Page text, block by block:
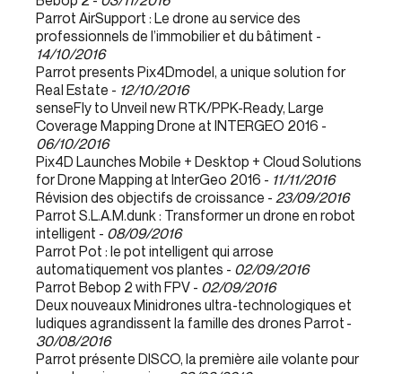
Parrot AirSupport : Le drone au service des
professionnels de l’immobilier et du bâtiment -
14/10/2016
Parrot presents Pix4Dmodel, a unique solution for
Real Estate - 12/10/2016
senseFly to Unveil new RTK/PPK-Ready, Large
Coverage Mapping Drone at INTERGEO 2016 -
06/10/2016
Pix4D Launches Mobile + Desktop + Cloud Solutions
for Drone Mapping at InterGeo 2016 - 11/11/2016
Révision des objectifs de croissance - 23/09/2016
Parrot S.L.A.M.dunk : Transformer un drone en robot
intelligent - 08/09/2016
Parrot Pot : le pot intelligent qui arrose
automatiquement vos plantes - 02/09/2016
Parrot Bebop 2 with FPV - 02/09/2016
​Deux nouveaux Minidrones ultra-technologiques et
ludiques agrandissent la famille des drones Parrot -
30/08/2016
Parrot présente DISCO, la première aile volante pour